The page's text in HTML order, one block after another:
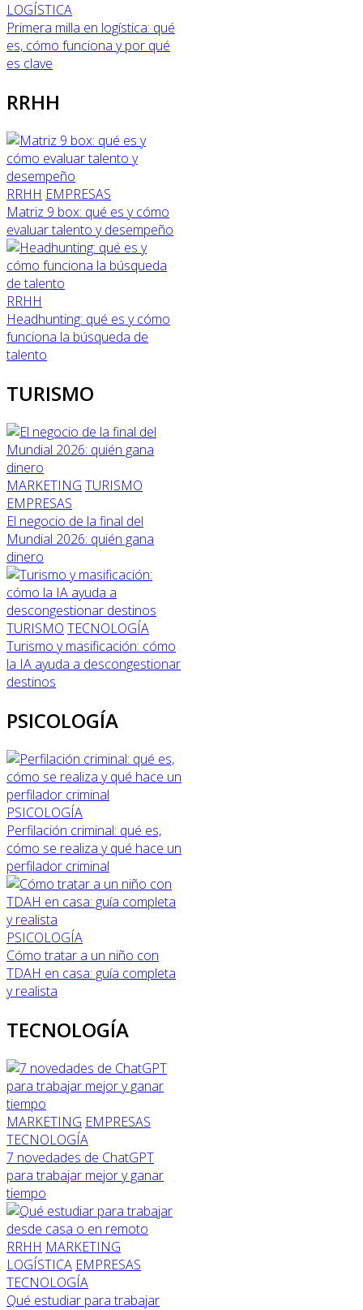
LOGÍSTICA
Primera milla en logística: qué
es, cómo funciona y por qué
es clave
RRHH
RRHH EMPRESAS
Matriz 9 box: qué es y cómo
evaluar talento y desempeño
RRHH
Headhunting: qué es y cómo
funciona la búsqueda de
talento
TURISMO
MARKETING TURISMO
EMPRESAS
El negocio de la final del
Mundial 2026: quién gana
dinero
TURISMO TECNOLOGÍA
Turismo y masificación: cómo
la IA ayuda a descongestionar
destinos
PSICOLOGÍA
PSICOLOGÍA
Perfilación criminal: qué es,
cómo se realiza y qué hace un
perfilador criminal
PSICOLOGÍA
Cómo tratar a un niño con
TDAH en casa: guía completa
y realista
TECNOLOGÍA
MARKETING EMPRESAS
TECNOLOGÍA
7 novedades de ChatGPT
para trabajar mejor y ganar
tiempo
RRHH MARKETING
LOGÍSTICA EMPRESAS
TECNOLOGÍA
Qué estudiar para trabajar